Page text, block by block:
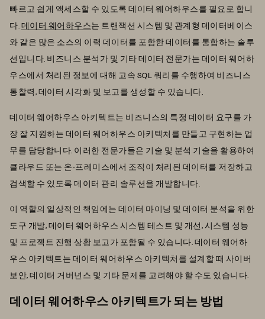
빠르고 쉽게 액세스할 수 있도록 데이터 웨어하우스를 필요로 합니
다. 데이터 웨어하우스는 트랜잭션 시스템 및 관계형 데이터베이스
와 같은 많은 소스의 이력 데이터를 포함한 데이터를 통합하는 솔루
션입니다. 비즈니스 분석가 및 기타 데이터 전문가는 데이터 웨어하
우스에서 처리된 정보에 대해 고속 SQL 쿼리를 수행하여 비즈니스
통찰력, 데이터 시각화 및 보고를 생성할 수 있습니다.
데이터 웨어하우스 아키텍트는 비즈니스의 특정 데이터 요구를 가
장 잘 지원하는 데이터 웨어하우스 아키텍처를 만들고 구현하는 업
무를 담당합니다. 이러한 전문가들은 기술 및 분석 기술을 활용하여
클라우드 또는 온-프레미스에서 조직이 처리된 데이터를 저장하고
검색할 수 있도록 데이터 관리 솔루션을 개발합니다.
이 역할의 일상적인 책임에는 데이터 마이닝 및 데이터 분석을 위한
도구 개발, 데이터 웨어하우스 시스템 테스트 및 개선, 시스템 성능
및 프로젝트 진행 상황 보고가 포함될 수 있습니다. 데이터 웨어하
우스 아키텍트는 데이터 웨어하우스 아키텍처를 설계할 때 사이버
보안, 데이터 거버넌스 및 기타 문제를 고려해야 할 수도 있습니다.
데이터 웨어하우스 아키텍트가 되는 방법